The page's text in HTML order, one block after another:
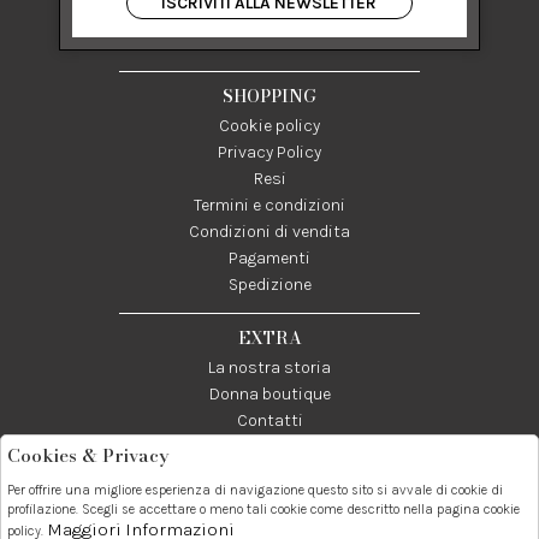
84122 Salerno Italia
P IVA 03024950655
SHOPPING
Cookie policy
Privacy Policy
Resi
Termini e condizioni
Condizioni di vendita
Pagamenti
Spedizione
EXTRA
La nostra storia
Donna boutique
Contatti
Telefono:
089237858
Whatsapp:
3338855601
Contatti:
info@donna1981.it
Cookies & Privacy
Per offrire una migliore esperienza di navigazione questo sito si avvale di cookie di
profilazione. Scegli se accettare o meno tali cookie come descritto nella pagina cookie
policy. Maggiori Informazioni